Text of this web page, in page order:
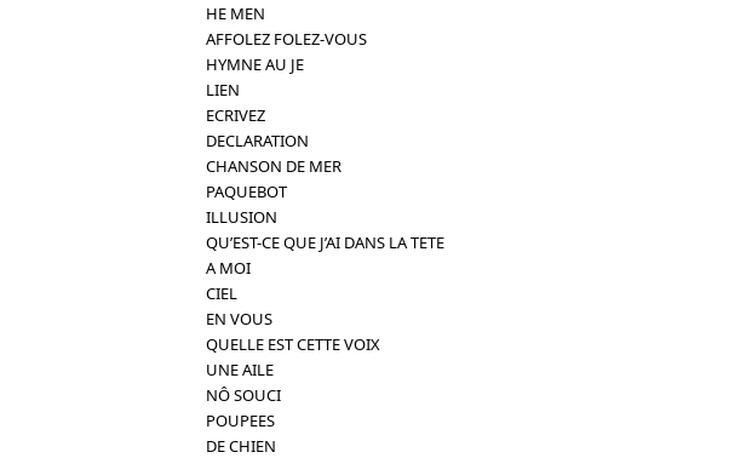
HE MEN
AFFOLEZ FOLEZ-VOUS
HYMNE AU JE
LIEN
ECRIVEZ
DECLARATION
CHANSON DE MER
PAQUEBOT
ILLUSION
QU’EST-CE QUE J’AI DANS LA TETE
A MOI
CIEL
EN VOUS
QUELLE EST CETTE VOIX
UNE AILE
NÔ SOUCI
POUPEES
DE CHIEN